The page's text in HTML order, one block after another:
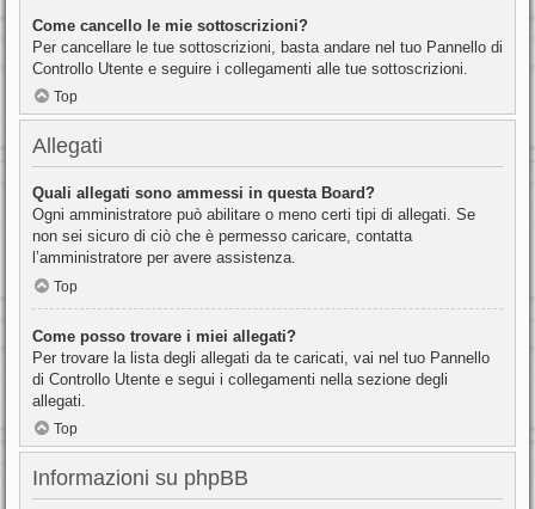
Come cancello le mie sottoscrizioni?
Per cancellare le tue sottoscrizioni, basta andare nel tuo Pannello di
Controllo Utente e seguire i collegamenti alle tue sottoscrizioni.
Top
Allegati
Quali allegati sono ammessi in questa Board?
Ogni amministratore può abilitare o meno certi tipi di allegati. Se
non sei sicuro di ciò che è permesso caricare, contatta
l’amministratore per avere assistenza.
Top
Come posso trovare i miei allegati?
Per trovare la lista degli allegati da te caricati, vai nel tuo Pannello
di Controllo Utente e segui i collegamenti nella sezione degli
allegati.
Top
Informazioni su phpBB